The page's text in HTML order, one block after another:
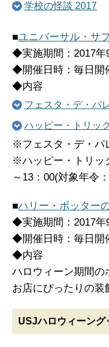
学校の怪談 2017
■ユニバーサル・サ
◆実施期間：2017年
◆開催日時：毎日開
◆内容
フェスタ・デ・パ
ハッピー・トリッ
※フェスタ・デ・パ
※ハッピー・トリッ
～13：00(対象年令
■ハリー・ポッター
◆実施期間：2017年
◆開催日時：毎日開
◆内容
ハロウィーン期間の
お店にぴったりの装
USJハロウィーング